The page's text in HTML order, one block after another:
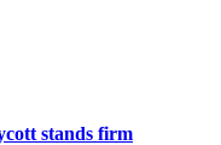
stands firm